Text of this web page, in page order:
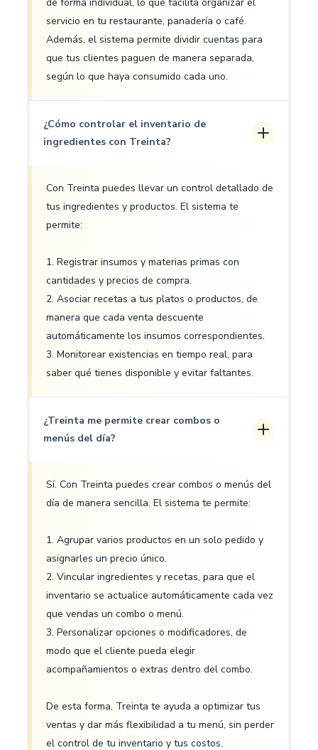
de forma individual, lo que facilita organizar el
servicio en tu restaurante, panadería o café.
Además, el sistema permite dividir cuentas para
que tus clientes paguen de manera separada,
según lo que haya consumido cada uno.
¿Cómo controlar el inventario de
ingredientes con Treinta?
Con Treinta puedes llevar un control detallado de
tus ingredientes y productos. El sistema te
permite:
1. Registrar insumos y materias primas con
cantidades y precios de compra.
2. Asociar recetas a tus platos o productos, de
manera que cada venta descuente
automáticamente los insumos correspondientes.
3. Monitorear existencias en tiempo real, para
saber qué tienes disponible y evitar faltantes.
¿Treinta me permite crear combos o
menús del día?
Sí. Con Treinta puedes crear combos o menús del
día de manera sencilla. El sistema te permite:
1. Agrupar varios productos en un solo pedido y
asignarles un precio único.
2. Vincular ingredientes y recetas, para que el
inventario se actualice automáticamente cada vez
que vendas un combo o menú.
3. Personalizar opciones o modificadores, de
modo que el cliente pueda elegir
acompañamientos o extras dentro del combo.
De esta forma, Treinta te ayuda a optimizar tus
ventas y dar más flexibilidad a tu menú, sin perder
el control de tu inventario y tus costos.